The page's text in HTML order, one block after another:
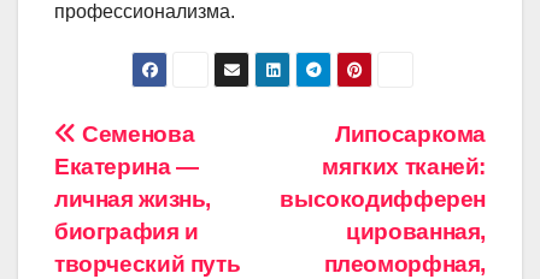
профессионализма.
Навигация
по
записям
Липосаркома
мягких тканей:
высокодифферен
цированная,
плеоморфная,
Семенова
Екатерина —
личная жизнь,
биография и
творческий путь